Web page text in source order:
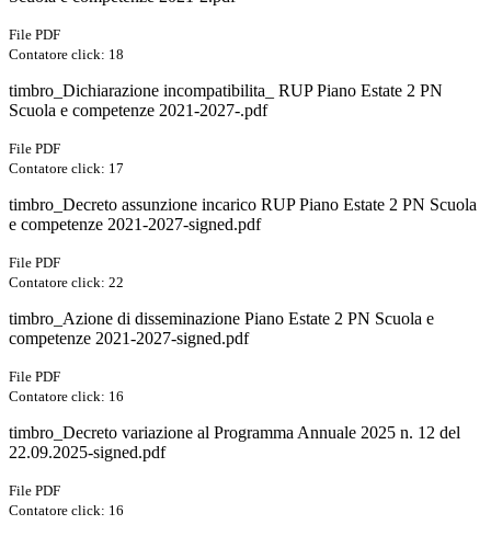
File PDF
Contatore click: 18
timbro_Dichiarazione incompatibilita_ RUP Piano Estate 2 PN
Scuola e competenze 2021-2027-.pdf
File PDF
Contatore click: 17
timbro_Decreto assunzione incarico RUP Piano Estate 2 PN Scuola
e competenze 2021-2027-signed.pdf
File PDF
Contatore click: 22
timbro_Azione di disseminazione Piano Estate 2 PN Scuola e
competenze 2021-2027-signed.pdf
File PDF
Contatore click: 16
timbro_Decreto variazione al Programma Annuale 2025 n. 12 del
22.09.2025-signed.pdf
File PDF
Contatore click: 16